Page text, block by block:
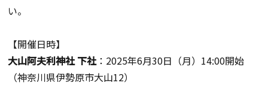
い。
【開催日時】
大山阿夫利神社 下社： 2025年6月30日（月） 14:00開始
（神奈川県伊勢原市大山12）